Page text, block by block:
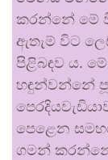
කරන්නේ මේ
ඇතැම් විට
පිළිබඳව ය.
හඳුන්වන්නේ
පෙළෙන
ගමන්